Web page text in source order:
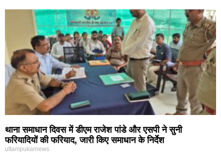
थाना समाधान दिवस में डीएम राजेश पांडे और एसपी ने सुनी
फरियादियों की फरियाद, जारी किए समाधान के निर्देश
uttampukarnews